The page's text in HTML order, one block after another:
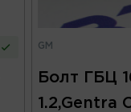
GM
Болт ГБЦ
1.2,Gentra